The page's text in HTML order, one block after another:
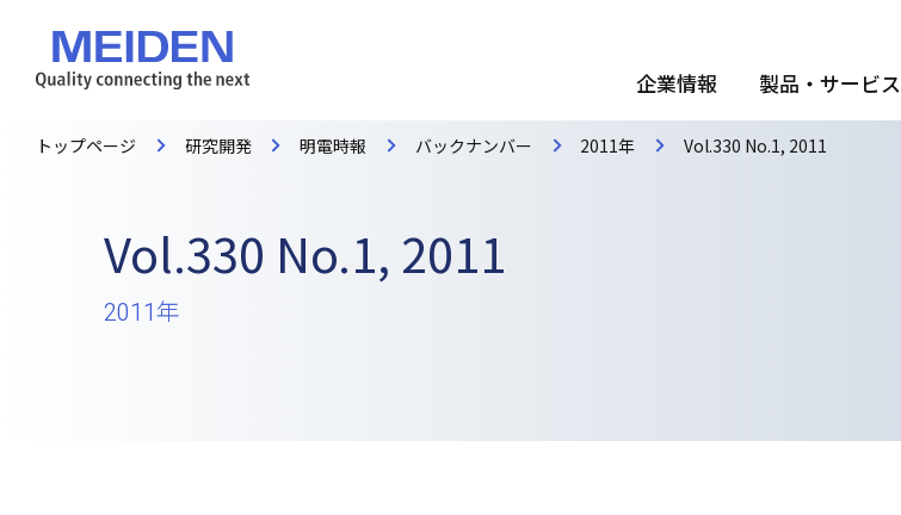
企業情報 製品・サービス
トップページ 研究開発 明電時報 バックナンバー 2011年 Vol.330 No.1, 2011
Vol.330 No.1, 2011
2011年